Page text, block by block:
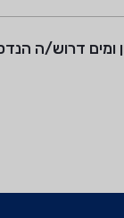
ומים דרוש/ה